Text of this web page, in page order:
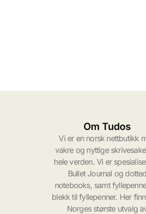
Om Tudos
Vi er en norsk nettbutikk
vakre og nyttige
hele verden. Vi er
Bullet Journal og dotted
notebooks, samt
blekk til fyllepenner. Her
Norges største utvalg